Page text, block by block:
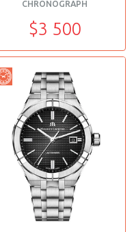
CHRONOGRAPH
$3 500